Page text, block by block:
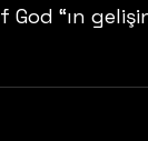
“ın